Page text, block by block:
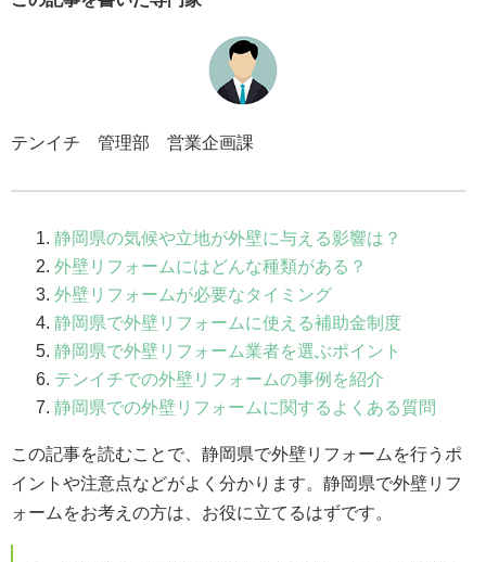
テンイチ 管理部 営業企画課
静岡県の気候や立地が外壁に与える影響は？
外壁リフォームにはどんな種類がある？
外壁リフォームが必要なタイミング
静岡県で外壁リフォームに使える補助金制度
静岡県で外壁リフォーム業者を選ぶポイント
テンイチでの外壁リフォームの事例を紹介
静岡県での外壁リフォームに関するよくある質問
この記事を読むことで、静岡県で外壁リフォームを行うポ
イントや注意点などがよく分かります。静岡県で外壁リフ
ォームをお考えの方は、お役に立てるはずです。